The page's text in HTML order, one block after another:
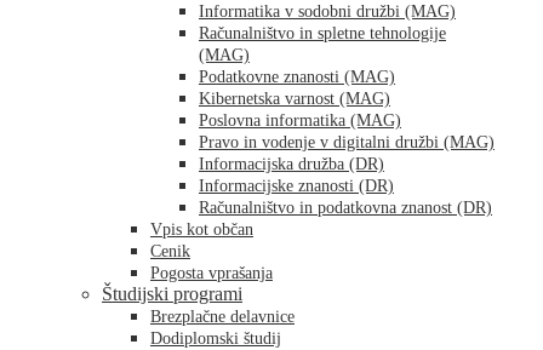
Informatika v sodobni družbi (MAG)
Računalništvo in spletne tehnologije
(MAG)
Podatkovne znanosti (MAG)
Kibernetska varnost (MAG)
Poslovna informatika (MAG)
Pravo in vodenje v digitalni družbi (MAG)
Informacijska družba (DR)
Informacijske znanosti (DR)
Računalništvo in podatkovna znanost (DR)
Vpis kot občan
Cenik
Pogosta vprašanja
Študijski programi
Brezplačne delavnice
Dodiplomski študij